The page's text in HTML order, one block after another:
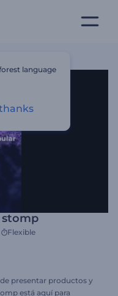
stomp
Flexible
presentar productos y
está aquí para
language